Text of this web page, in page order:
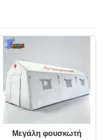
Μεγάλη φουσκωτή